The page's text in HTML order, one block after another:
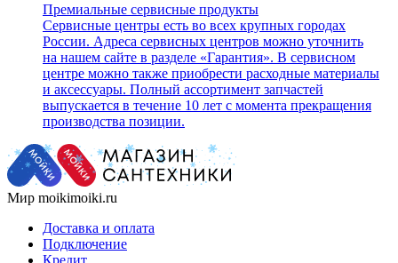
Премиальные сервисные продукты
Сервисные центры есть во всех крупных городах
России. Адреса сервисных центров можно уточнить
на нашем сайте в разделе «Гарантия». В сервисном
центре можно также приобрести расходные материалы
и аксессуары. Полный ассортимент запчастей
выпускается в течение 10 лет с момента прекращения
производства позиции.
Мир moikimoiki.ru
Доставка и оплата
Подключение
Кредит